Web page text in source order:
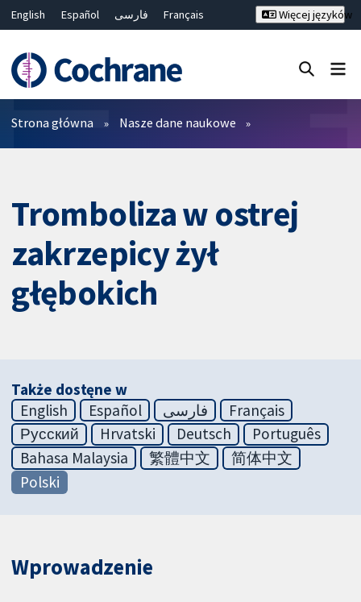
English Español فارسی
Français
Bahasa Malaysia
ไทย
繁體中文
简体中文
Więcej języków
Filtry
Strona główna Nasze dane naukowe
Tromboliza w ostrej
zakrzepicy żył
głębokich
Także dostęne w
English
Español فارسی
Français
Русский
Hrvatski Deutsch
Português
Bahasa Malaysia
繁體中文
简体中文
Polski
Wprowadzenie